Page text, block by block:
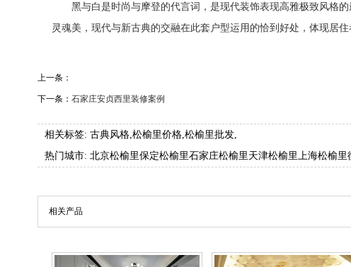
黑与白是时尚与摩登的代言词，是现代装饰表现高雅极致风格
灵魂美，现代与新古典的交融在此套户型运用的恰到好处，体现居住
上一条：
下一条： 石家庄安贞西里装修案例
相关标签: 古典风格 松榆里价格 松榆里批发
热门城市: 北京松榆里保定松榆里石家庄松榆里 天津松榆里 上海松榆里
相关产品